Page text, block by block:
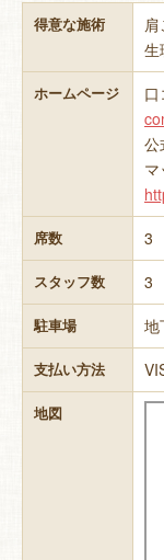
得意な施術
生
ホームページ 口
公
マ
席数 3
スタッフ数 3
駐車場 地
支払い方法
地図